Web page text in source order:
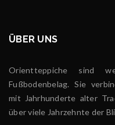
ÜBER UNS
Orientteppiche sind
Fußbodenbelag. Sie
mit Jahrhunderte alter
über viele Jahrzehnte der